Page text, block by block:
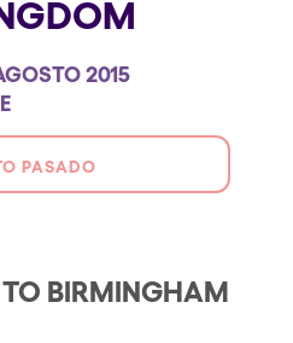
2015
PASADO
BIRMINGHAM